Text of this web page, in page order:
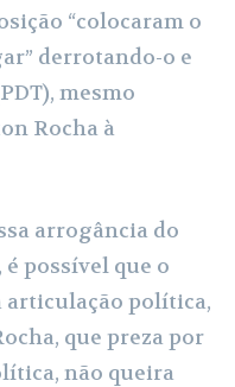
“colocaram o
derrotando-o e
mesmo
Rocha à
arrogância do
possível que o
articulação política,
que preza por
não queira